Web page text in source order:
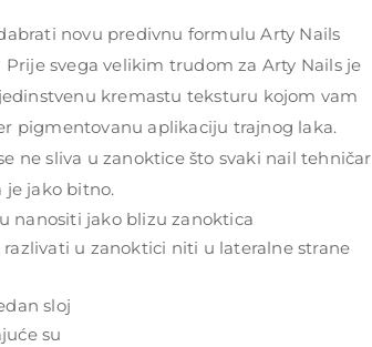
novu predivnu formulu Arty Nails
Prije svega velikim trudom za Arty Nails je
kremastu teksturu kojom vam
pigmentovanu aplikaciju trajnog laka.
ne sliva u zanoktice što svaki nail tehničar
je jako bitno.
nanositi jako blizu zanoktica
razlivati u zanoktici niti u lateralne strane
sloj
su